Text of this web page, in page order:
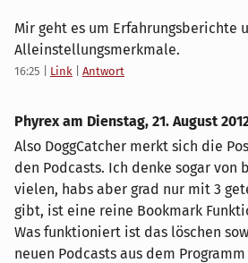
Mir geht es um Erfahrungsberichte
Alleinstellungsmerkmale.
16:25 Link Antwort
Phyrex am Dienstag, 21. August
Also DoggCatcher merkt sich die
den Podcasts. Ich denke sogar von
vielen, habs aber grad nur mit 3
gibt, ist eine reine Bookmark
Was funktioniert ist das löschen
neuen Podcasts aus dem Programm